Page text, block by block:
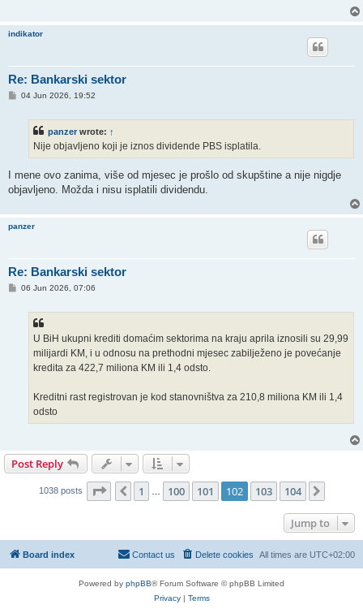
indikator
Re: Bankarski sektor
P04 Jun 2026, 19:52
panzer wrote: ↑
Nije objavljeno koji je iznos dividende PBS isplatila.
I mene ovo zanima, više od mjesec je prošlo od skupštine a nije nigdje
objavljeno. Možda i nisu isplatili dividendu.
panzer
Re: Bankarski sektor
P06 Jun 2026, 07:06
U BiH ukupni krediti domaćim sektorima na kraju aprila iznosili su 29,99
milijardi KM, i u odnosu na prethodni mjesec zabilježeno je povećanje
kredita za 422,7 miliona KM ili 1,4 odsto.
Kreditni rast registrovan je kod stanovništva za 210,8 miliona KM ili 1,4
odsto
Post Reply
1038 posts Page 102 of 104
Previous
1 … 100 101 102 103 104
Jump to
Board index All times are UTC+02:00
Delete cookies
Contact us
Powered by phpBB® Forum Software © phpBB Limited
Privacy| Terms